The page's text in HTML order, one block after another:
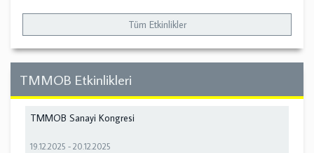
Tüm Etkinlikler
TMMOB Etkinlikleri
TMMOB Sanayi Kongresi
19.12.2025 -20.12.2025